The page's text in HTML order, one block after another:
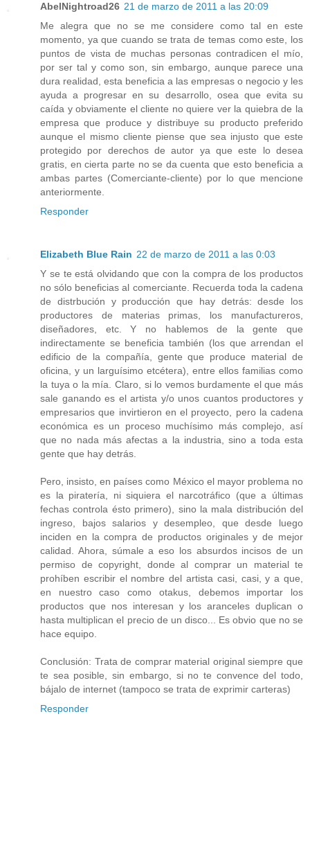
AbelNightroad26 21 de marzo de 2011 a las 20:09
Me alegra que no se me considere como tal en este
momento, ya que cuando se trata de temas como este, los
puntos de vista de muchas personas contradicen el mío,
por ser tal y como son, sin embargo, aunque parece una
dura realidad, esta beneficia a las empresas o negocio y les
ayuda a progresar en su desarrollo, osea que evita su
caída y obviamente el cliente no quiere ver la quiebra de la
empresa que produce y distribuye su producto preferido
aunque el mismo cliente piense que sea injusto que este
protegido por derechos de autor ya que este lo desea
gratis, en cierta parte no se da cuenta que esto beneficia a
ambas partes (Comerciante-cliente) por lo que mencione
anteriormente.
Responder
Elizabeth Blue Rain 22 de marzo de 2011 a las 0:03
Y se te está olvidando que con la compra de los productos
no sólo beneficias al comerciante. Recuerda toda la cadena
de distrbución y producción que hay detrás: desde los
productores de materias primas, los manufactureros,
diseñadores, etc. Y no hablemos de la gente que
indirectamente se beneficia también (los que arrendan el
edificio de la compañía, gente que produce material de
oficina, y un larguísimo etcétera), entre ellos familias como
la tuya o la mía. Claro, si lo vemos burdamente el que más
sale ganando es el artista y/o unos cuantos productores y
empresarios que invirtieron en el proyecto, pero la cadena
económica es un proceso muchísimo más complejo, así
que no nada más afectas a la industria, sino a toda esta
gente que hay detrás.
Pero, insisto, en países como México el mayor problema no
es la piratería, ni siquiera el narcotráfico (que a últimas
fechas controla ésto primero), sino la mala distribución del
ingreso, bajos salarios y desempleo, que desde luego
inciden en la compra de productos originales y de mejor
calidad. Ahora, súmale a eso los absurdos incisos de un
permiso de copyright, donde al comprar un material te
prohíben escribir el nombre del artista casi, casi, y a que,
en nuestro caso como otakus, debemos importar los
productos que nos interesan y los aranceles duplican o
hasta multiplican el precio de un disco... Es obvio que no se
hace equipo.
Conclusión: Trata de comprar material original siempre que
te sea posible, sin embargo, si no te convence del todo,
bájalo de internet (tampoco se trata de exprimir carteras)
Responder